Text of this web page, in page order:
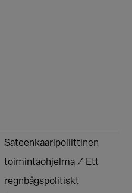
Sateenkaaripoliittinen
toimintaohjelma / Ett
regnbågspolitiskt